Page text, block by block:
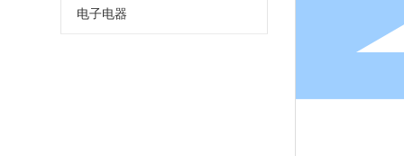
电子电器